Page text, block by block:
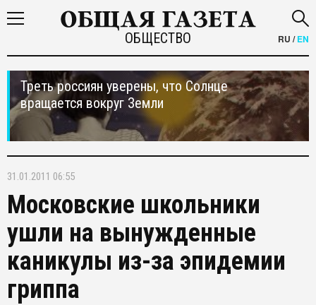
ОБЩЕСТВО RU /EN
Треть россиян уверены, что Солнце
вращается вокруг Земли
31.01.2011 06:55
Московские школьники
ушли на вынужденные
каникулы из-за эпидемии
гриппа